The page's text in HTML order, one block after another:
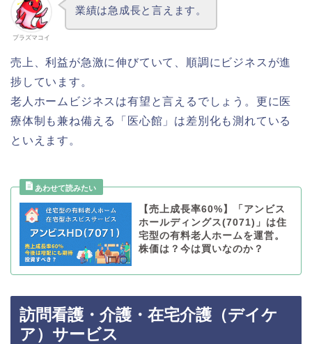
プラズマコイ
業績は急成長と言えます。
売上、利益が急激に伸びていて、順調にビジネスが進
捗しています。
老人ホームビジネスは有望と言えるでしょう。更に医
療体制も兼ね備える「医心館」は差別化も測れている
といえます。
【売上成長率60%】「アンビス
ホールディングス(7071)」は住
宅型の有料老人ホームを運営。
株価は？今は買いなのか？
訪問看護・介護・在宅介護（デイケ
ア）サービス